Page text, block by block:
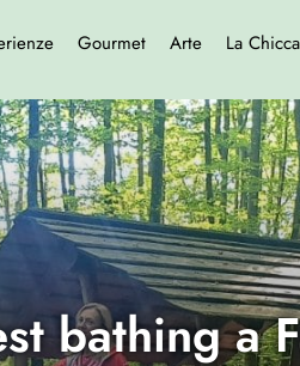
Gourmet Arte La Chicca
bathing a